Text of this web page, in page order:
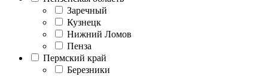
Заречный
Кузнецк
Нижний Ломов
Пенза
Пермский край
Березники